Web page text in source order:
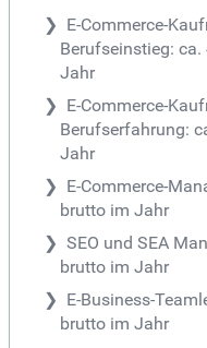
E-Commerce-
Berufseinstieg:
Jahr
E-Commerce-
Berufserfahrung:
Jahr
E-Commerce-
brutto im Jahr
SEO und SEA
brutto im Jahr
E-Business-
brutto im Jahr